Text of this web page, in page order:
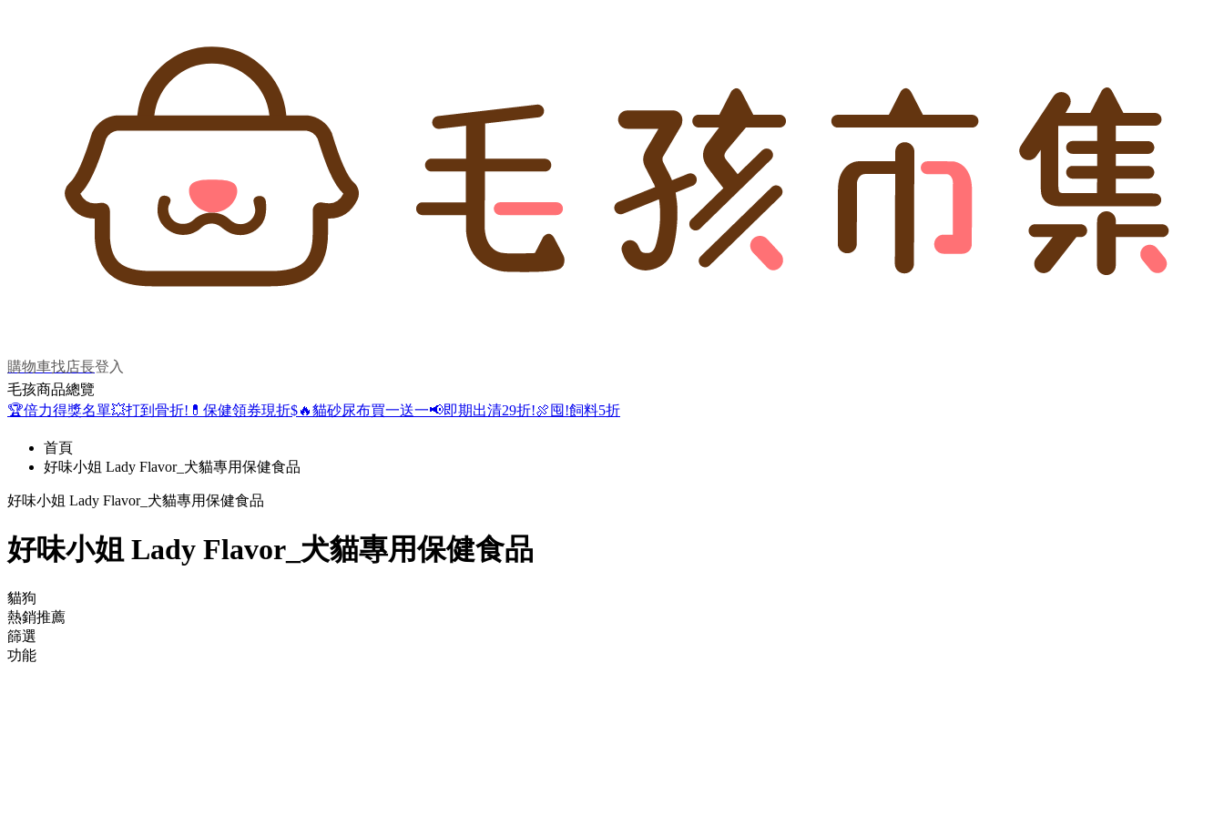
購物車找店長登入
毛孩商品總覽
🏆倍力得獎名單💥打到骨折! 💊保健領券現折$🔥貓砂尿布買一送一📢即期出清29折!🍖囤!飼料5折
首頁
好味小姐 Lady Flavor_犬貓專用保健食品
好味小姐 Lady Flavor_犬貓專用保健食品
好味小姐 Lady Flavor_犬貓專用保健食品
貓狗
熱銷推薦
篩選
功能